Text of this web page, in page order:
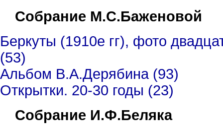
Собрание М.С.Баженовой
Беркуты (1910е гг), фото
(53)
Альбом В.А.Дерябина (93)
Открытки. 20-30 годы (23)
Собрание И.Ф.Беляка